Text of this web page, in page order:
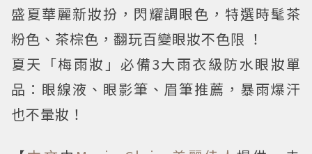
盛夏華麗新妝扮，閃耀調眼色，特選時髦茶
粉色、茶棕色，翻玩百變眼妝不色限 ！
夏天「梅雨妝」必備3大雨衣級防水眼妝單
品：眼線液、眼影筆、眉筆推薦，暴雨爆汗
也不暈妝！